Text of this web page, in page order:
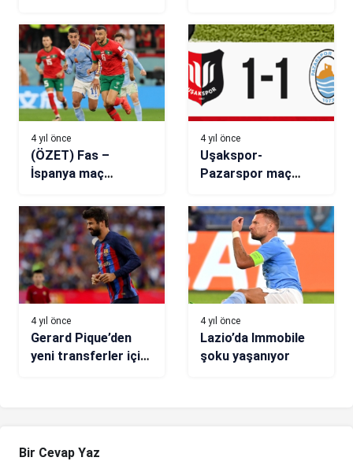
Amine Harit &
Evander
4 yıl önce
(ÖZET) Fas –
İspanya maç
(Penaltılar: 3-0) |
2022 Dünya Kupası
Son 16 Turu | Fas,
penaltılarla çeyrek
finalde!
4 yıl önce
Uşakspor-
Pazarspor maç
4 yıl önce
Gerard Pique’den
yeni transferler için
4 yıl önce
Lazio’da Immobile
şoku yaşanıyor
Bir Cevap Yaz